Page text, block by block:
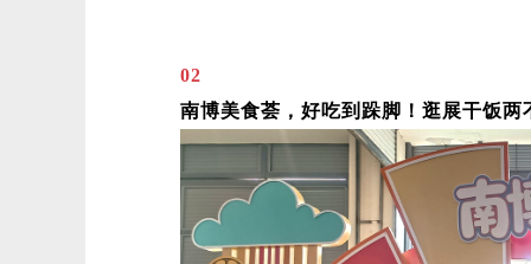
02
南博美食荟，好吃到跺脚！逛展干饭两